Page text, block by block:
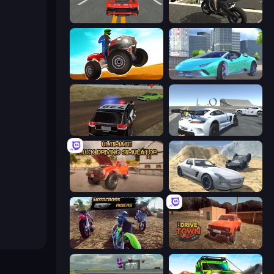
Modern Car Racing 2 Stunt Mania 3D
ATV Ultimate Offroad Real City Driver
POLICE Chase Simulator
Ultimate Truck Driving Simulator 2020 Derby Crash 2
MotoCross Riders DriveTown